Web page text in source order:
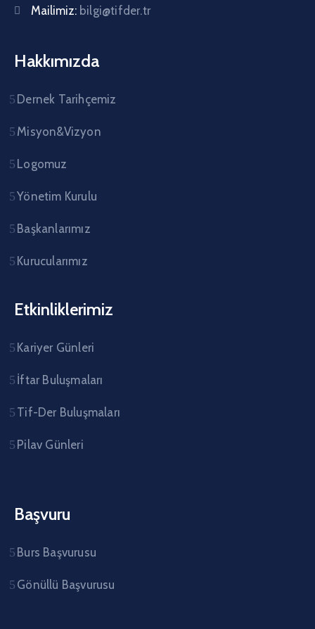
Mailimiz: bilgi@tifder.tr
Hakkımızda
Dernek Tarihçemiz
Misyon&Vizyon
Logomuz
Yönetim Kurulu
Başkanlarımız
Kurucularımız
Etkinliklerimiz
Kariyer Günleri
İftar Buluşmaları
Tif-Der Buluşmaları
Pilav Günleri
Başvuru
Burs Başvurusu
Gönüllü Başvurusu